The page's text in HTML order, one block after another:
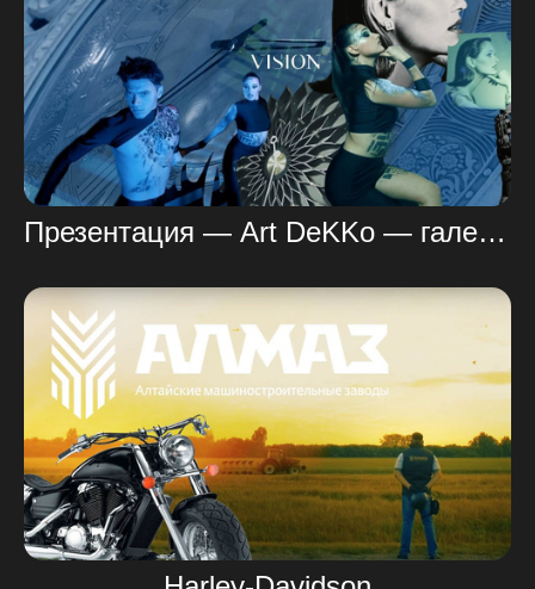
Презентация — Art DeKKo — галерея мебели и дизайна